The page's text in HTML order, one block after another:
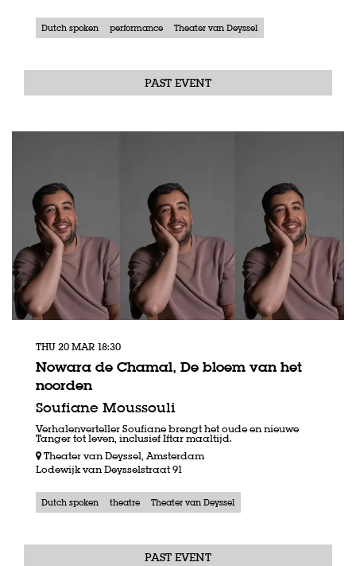
Dutch spoken performance Theater van Deyssel
PAST EVENT
Nowara de Chamal, De bloem van het
noorden
Soufiane Moussouli
THU 20 MAR 18:30
Verhalenverteller Soufiane brengt het oude en nieuwe
Tanger tot leven, inclusief Iftar maaltijd.
Theater van Deyssel, Amsterdam
Lodewijk van Deysselstraat 91
Dutch spoken theatre Theater van Deyssel
PAST EVENT